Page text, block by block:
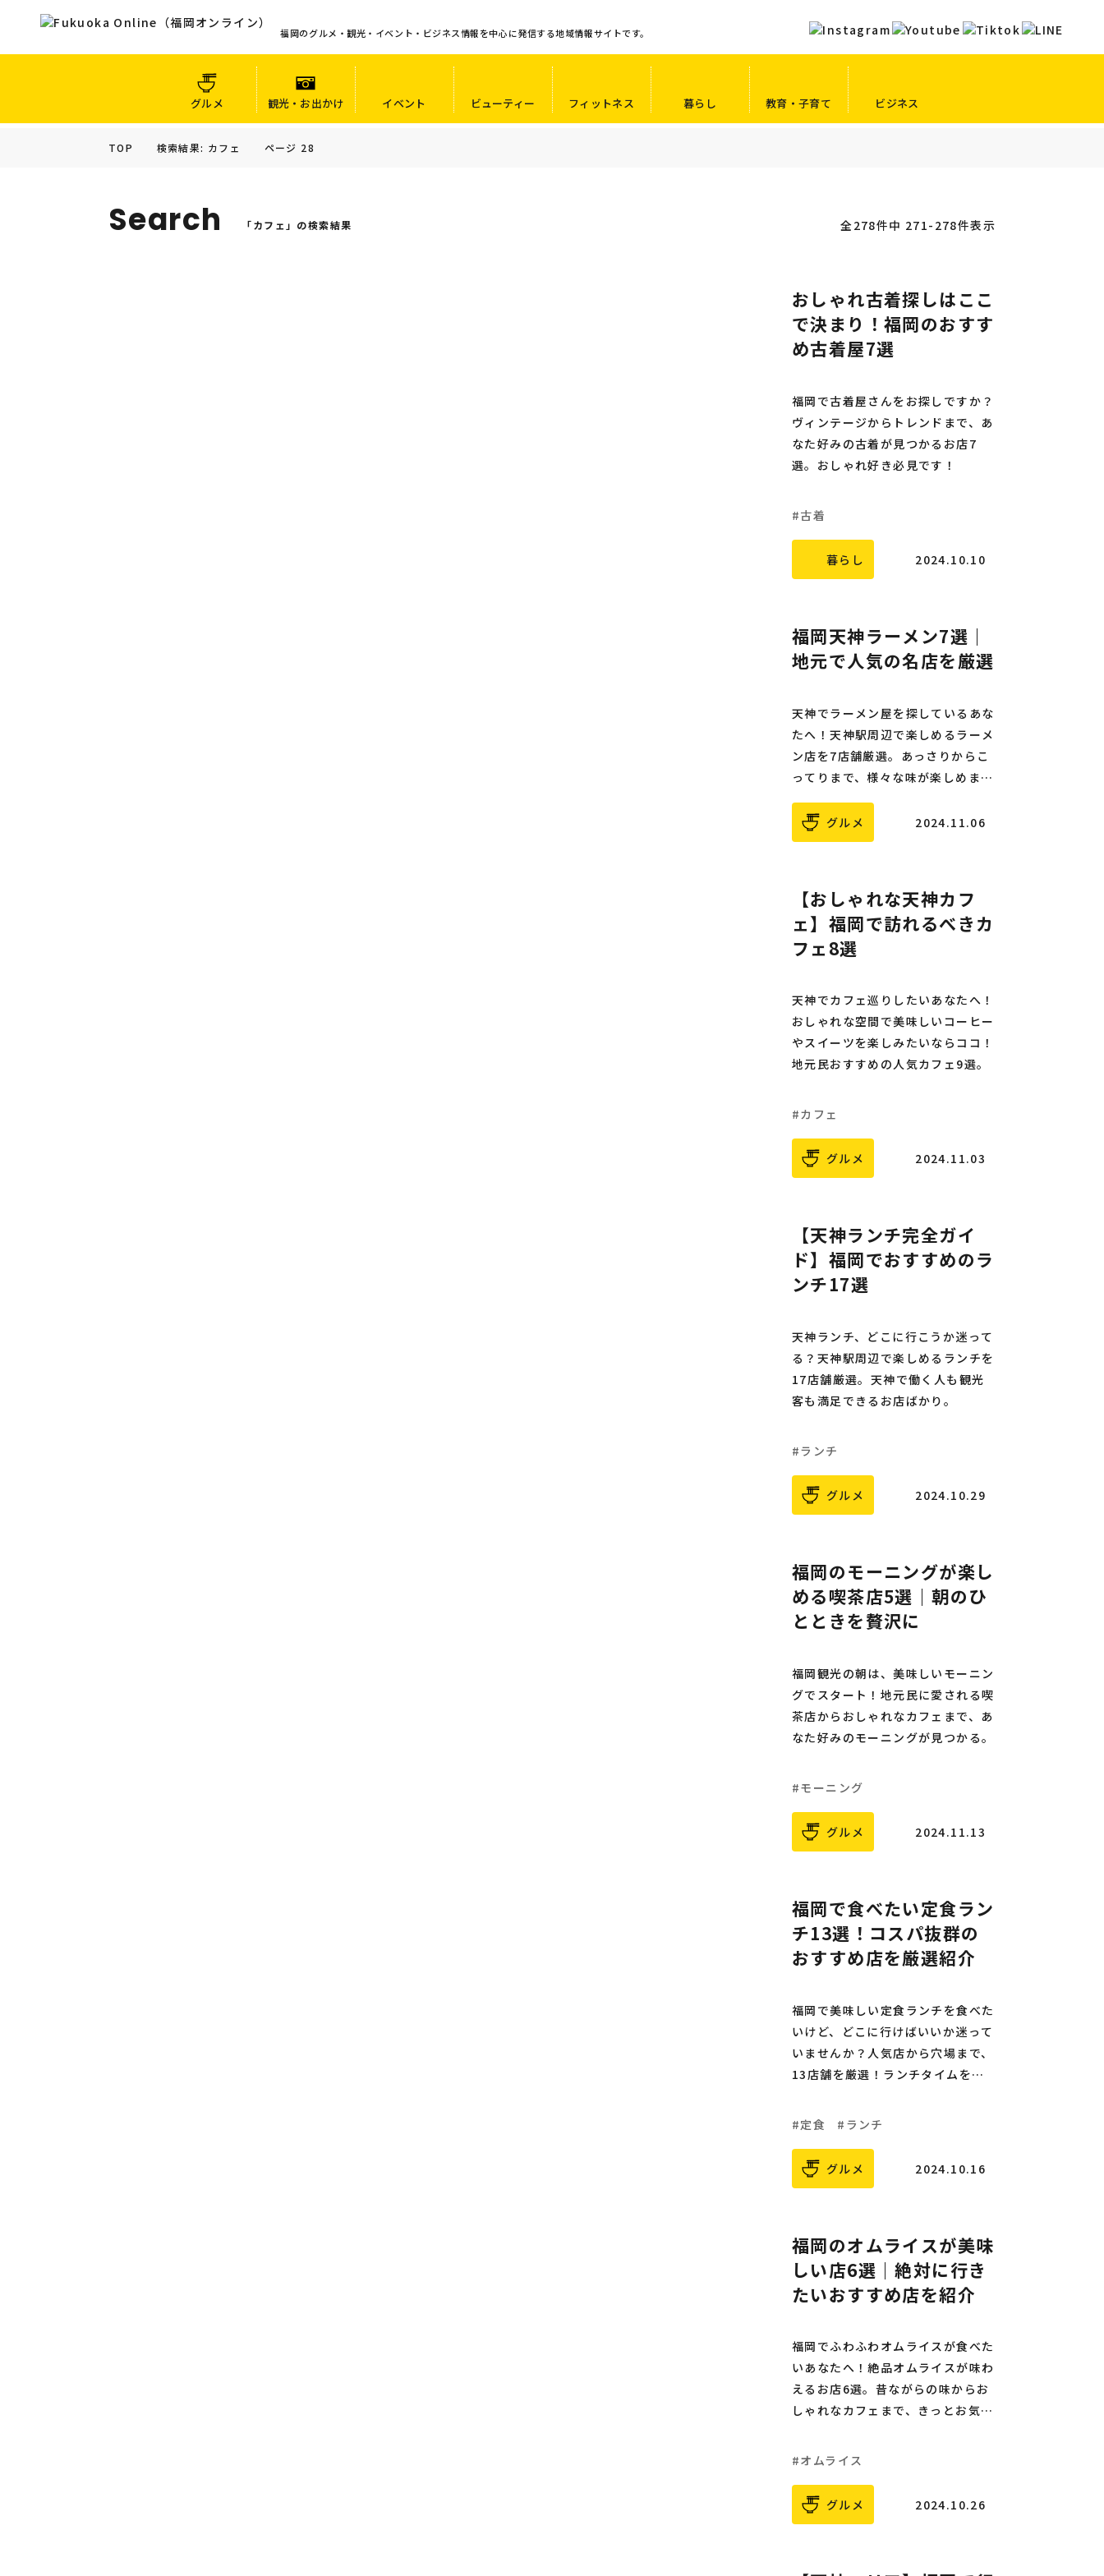
福岡のグルメ・観光・イベント・ビジネス情報を中心に発信する地域情報サイトです。
グルメ 観光・お出かけ イベント ビューティー フィットネス 暮らし 教育・子育て ビジネス
TOP 検索結果: カフェ ページ 28
Search 「カフェ」の検索結果 全278件中 271-278件表示
おしゃれ古着探しはここ
で決まり！福岡のおすす
め古着屋7選
福岡で古着屋さんをお探しですか？
ヴィンテージからトレンドまで、あ
なた好みの古着が見つかるお店7
選。おしゃれ好き必見です！
古着
暮らし 2024.10.10
福岡天神ラーメン7選｜
地元で人気の名店を厳選
天神でラーメン屋を探しているあな
たへ！天神駅周辺で楽しめるラーメ
ン店を7店舗厳選。あっさりからこ
ってりまで、様々な味が楽しめま
グルメ
2024.11.06
【おしゃれな天神カフ
ェ】福岡で訪れるべきカ
フェ8選
天神でカフェ巡りしたいあなたへ！
おしゃれな空間で美味しいコーヒー
やスイーツを楽しみたいならココ！
地元民おすすめの人気カフェ9選。
カフェ
グルメ 2024.11.03
【天神ランチ完全ガイ
ド】福岡でおすすめのラ
ンチ17選
天神ランチ、どこに行こうか迷って
る？天神駅周辺で楽しめるランチを
17店舗厳選。天神で働く人も観光
客も満足できるお店ばかり。
ランチ
グルメ 2024.10.29
福岡のモーニングが楽し
める喫茶店5選｜朝のひ
とときを贅沢に
福岡観光の朝は、美味しいモーニン
グでスタート！地元民に愛される喫
茶店からおしゃれなカフェまで、あ
なた好みのモーニングが見つかる。
モーニング
グルメ 2024.11.13
福岡で食べたい定食ラン
チ13選！コスパ抜群の
おすすめ店を厳選紹介
福岡で美味しい定食ランチを食べた
いけど、どこに行けばいいか迷って
いませんか？人気店から穴場まで、
13店舗を厳選！ランチタイムをも
定食
ランチ
グルメ 2024.10.16
福岡のオムライスが美味
しい店6選｜絶対に行き
たいおすすめ店を紹介
福岡でふわふわオムライスが食べた
いあなたへ！絶品オムライスが味わ
えるお店6選。昔ながらの味からお
しゃれなカフェまで、きっとお気に
オムライス
グルメ 2024.10.26